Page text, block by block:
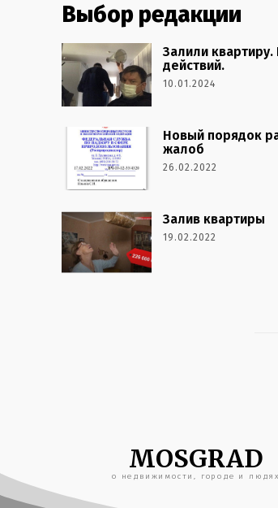
Выбор редакции
Залили
действий.
10.01.2024
Новый порядок
жалоб
26.02.2022
Залив квартиры
19.02.2022
MOSGRAD
о недвижимости, городе и людях